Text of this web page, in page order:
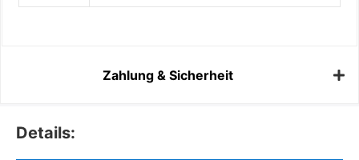
Zahlung & Sicherheit
Details: